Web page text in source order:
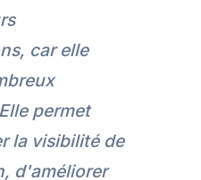
car elle
permet
la visibilité de
d'améliorer